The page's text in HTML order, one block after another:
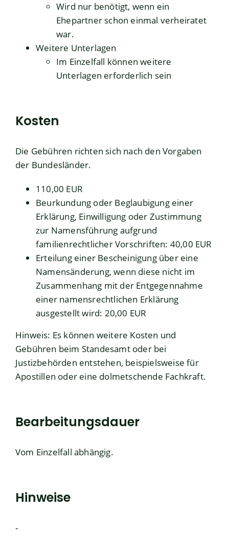
Wird nur benötigt, wenn ein
Ehepartner schon einmal verheiratet
war.
Weitere Unterlagen
Im Einzelfall können weitere
Unterlagen erforderlich sein
Kosten
Die Gebühren richten sich nach den Vorgaben
der Bundesländer.
110,00 EUR
Beurkundung oder Beglaubigung einer
Erklärung, Einwilligung oder Zustimmung
zur Namensführung aufgrund
familienrechtlicher Vorschriften: 40,00 EUR
Erteilung einer Bescheinigung über eine
Namensänderung, wenn diese nicht im
Zusammenhang mit der Entgegennahme
einer namensrechtlichen Erklärung
ausgestellt wird: 20,00 EUR
Hinweis: Es können weitere Kosten und
Gebühren beim Standesamt oder bei
Justizbehörden entstehen, beispielsweise für
Apostillen oder eine dolmetschende Fachkraft.
Bearbeitungsdauer
Vom Einzelfall abhängig.
Hinweise
-